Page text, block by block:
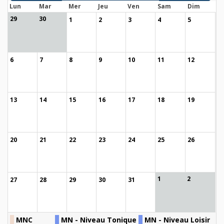
Lun Mar Mer Jeu Ven Sam
Dim
29
30 1 2 3 4 5
6 7 8 9 10 11 12
13 14 15 16 17 18 19
20 21 22 23 24 25 26
27 28 29 30 31 1 2
MNC MN - Niveau Tonique MN - Niveau Loisir